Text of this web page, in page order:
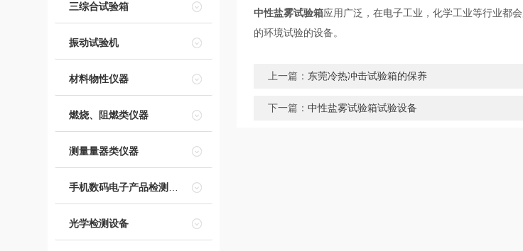
三综合试验箱
振动试验机
材料物性仪器
燃烧、阻燃类仪器
测量量器类仪器
手机数码电子产品检测设备
光学检测设备
中性盐雾试验箱应用广泛，在电子工业，化学工业等行业都
的环境试验的设备。
上一篇： 东莞冷热冲击试验箱的保养
下一篇： 中性盐雾试验箱试验设备